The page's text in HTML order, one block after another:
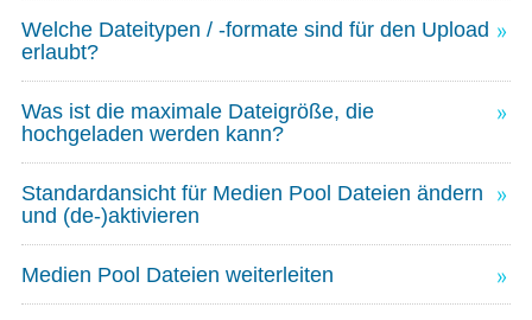
Welche Dateitypen / -formate sind für den Upload
erlaubt?
Was ist die maximale Dateigröße, die
hochgeladen werden kann?
Standardansicht für Medien Pool Dateien ändern
und (de-)aktivieren
Medien Pool Dateien weiterleiten